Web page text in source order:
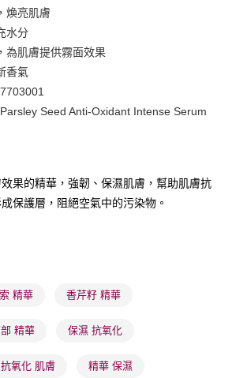
1-3個工作天送達
貨後1-3個工作天送達
或以上免運費
或以上免運費
市。確認發貨後2-5個工作天到店，3天內
不會安排重寄
市。確認發貨後2-5個工作天到店，3天內
煥亮肌膚
水分
為肌膚提供霧面效果
香氣
Seed Anti-Oxidant Intense Serum
果的精華，強韌、保濕肌膚，幫助肌膚抗
保護層，阻絕空氣中的污染物。
精華 香芹籽 精華
精華 保濕 抗氧化
抗氧化 肌膚 精華 保濕